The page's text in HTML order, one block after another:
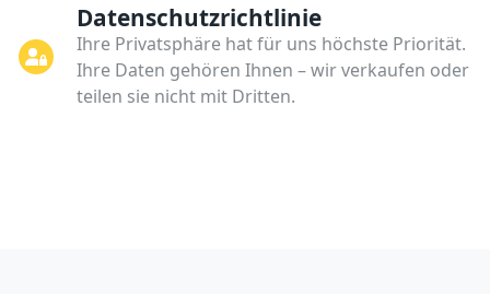
Datenschutzrichtlinie
Ihre Privatsphäre hat für uns höchste Priorität.
Ihre Daten gehören Ihnen – wir verkaufen oder
teilen sie nicht mit Dritten.